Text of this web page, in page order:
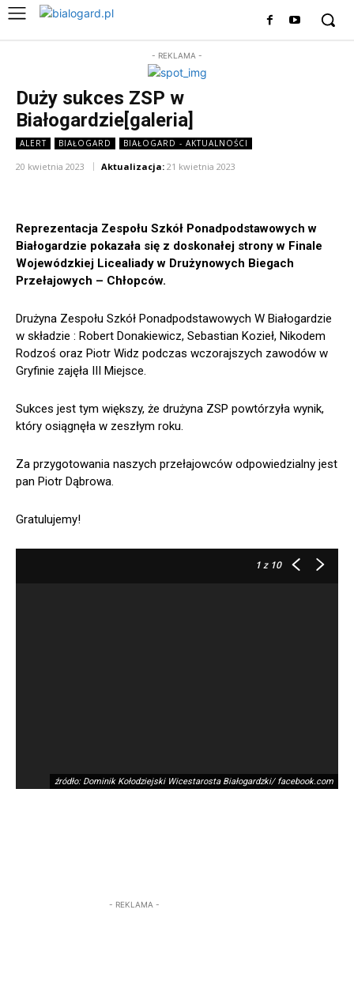
- REKLAMA -
Duży sukces ZSP w
Białogardzie[galeria]
ALERT BIAŁOGARD BIAŁOGARD - AKTUALNOŚCI
20 kwietnia 2023 Aktualizacja: 21 kwietnia 2023
Reprezentacja Zespołu Szkół Ponadpodstawowych w
Białogardzie pokazała się z doskonałej strony w Finale
Wojewódzkiej Licealiady w Drużynowych Biegach
Przełajowych – Chłopców.
Drużyna Zespołu Szkół Ponadpodstawowych W Białogardzie
w składzie : Robert Donakiewicz, Sebastian Kozieł, Nikodem
Rodzoś oraz Piotr Widz podczas wczorajszych zawodów w
Gryfinie zajęła III Miejsce.
Sukces jest tym większy, że drużyna ZSP powtórzyła wynik,
który osiągnęła w zeszłym roku.
Za przygotowania naszych przełajowców odpowiedzialny jest
pan Piotr Dąbrowa.
Gratulujemy!
1z 10
źródło: Dominik Kołodziejski Wicestarosta Białogardzki/ facebook.com
- REKLAMA -